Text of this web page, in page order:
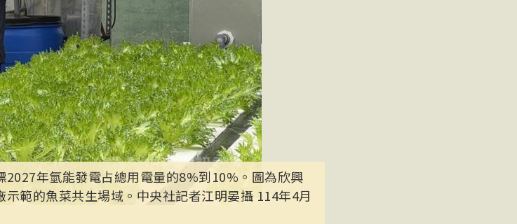
2027年氫能發電占總用電量的8%到10%。圖為欣興
範的魚菜共生場域。中央社記者江明晏攝 114年4月